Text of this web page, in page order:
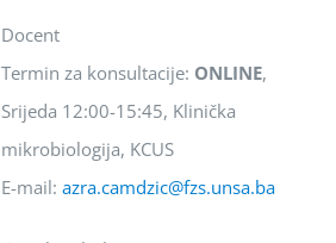
Docent
Termin za konsultacije: ONLINE,
Srijeda 12:00-15:45, Klinička
mikrobiologija, KCUS
E-mail: azra.camdzic@fzs.unsa.ba